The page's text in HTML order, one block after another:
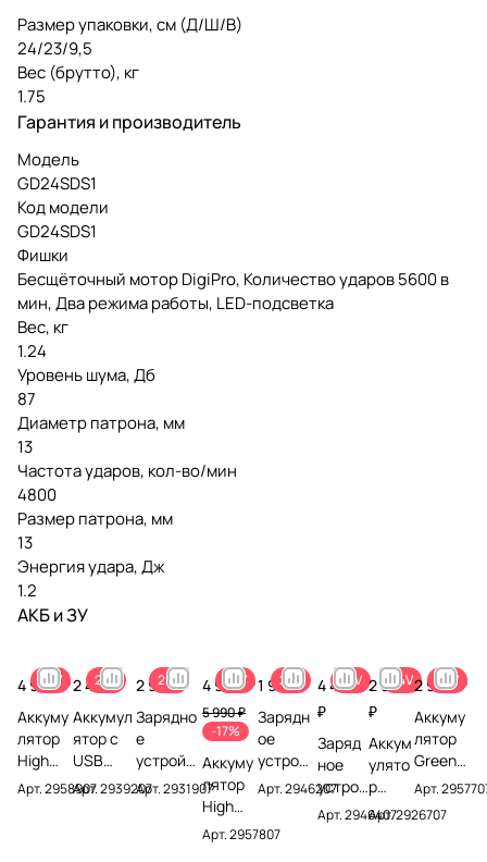
Размер упаковки, см (Д/Ш/В)
24/23/9,5
Вес (брутто), кг
1.75
Гарантия и производитель
Модель
GD24SDS1
Код модели
GD24SDS1
Фишки
Бесщёточный мотор DigiPro, Количество ударов 5600 в
мин, Два режима работы, LED-подсветка
Вес, кг
1.24
Уровень шума, Дб
87
Диаметр патрона, мм
13
Частота ударов, кол-во/мин
4800
Размер патрона, мм
13
Энергия удара, Дж
1.2
АКБ и ЗУ
24V
4 990 ₽
Аккуму
лятор
High
Power
Greenw
Арт.2958907
24V
2 490 ₽
Аккумул
ятор с
USB
разъемо
м
Арт.2939207
24V
2 990 ₽
Зарядно
е
устройст
во на 2
аккумул
Арт.2931907
24V
4 990 ₽
5 990 ₽
-17%
Аккуму
лятор
High
Power
Greenw
Арт.2957807
24V
1 990 ₽
Зарядн
ое
устройс
тво-
слайде
р 2А
Greenw
Арт.2946207
24V
4 490
₽
Заряд
ное
устрой
ство
Green
Арт.2946407
24V
2 990
₽
Аккум
улято
р
Green
works
Арт.2926707
24V
2 990 ₽
Аккуму
лятор
Greenw
orks
High
Power
Арт.